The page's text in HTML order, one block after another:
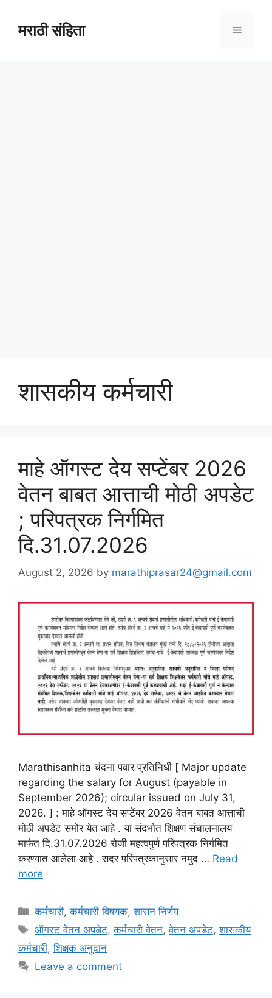
contentमराठी संहिता Menu
शासकीय कर्मचारी
माहे ऑगस्ट देय सप्टेंबर 2026
वेतन बाबत आत्ताची मोठी अपडेट
; परिपत्रक निर्गमित
दि.31.07.2026
August 2, 2026 by marathiprasar24@gmail.com
Marathisanhita चंदना पवार प्रतिनिधी [ Major update
regarding the salary for August (payable in
September 2026); circular issued on July 31,
2026. ] : माहे ऑगस्ट देय सप्टेंबर 2026 वेतन बाबत आत्ताची
मोठी अपडेट समोर येत आहे . या संदर्भात शिक्षण संचालनालय
मार्फत दि.31.07.2026 रोजी महत्वपुर्ण परिपत्रक निर्गमित
करण्यात आलेला आहे . सदर परिपत्रकानुसार नमुद … Read
more
Categories
कर्मचारी,कर्मचारी विषयक,शासन निर्णय
Tags
ऑगस्ट वेतन अपडेट,कर्मचारी वेतन,वेतन अपडेट,शासकीय
कर्मचारी,शिक्षक अनुदान
Leave a comment